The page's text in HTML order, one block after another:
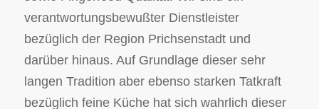
verantwortungsbewußter Dienstleister
bezüglich der Region Prichsenstadt und
darüber hinaus. Auf Grundlage dieser sehr
langen Tradition aber ebenso starken Tatkraft
bezüglich feine Küche hat sich wahrlich dieser